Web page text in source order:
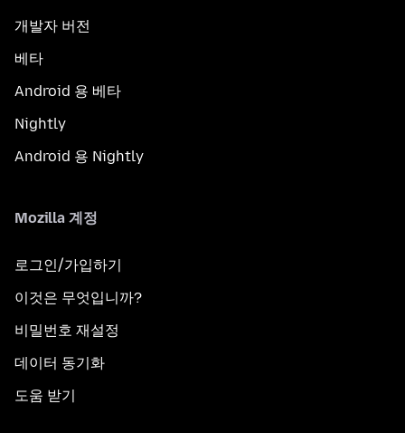
개발자 버전
베타
Android 용 베타
Nightly
Android 용 Nightly
Mozilla 계정
로그인/가입하기
이것은 무엇입니까?
비밀번호 재설정
데이터 동기화
도움 받기